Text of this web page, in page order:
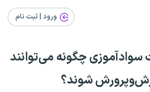
ورود | ثبت‌ نام
چگونه می‌توانند
شوند؟